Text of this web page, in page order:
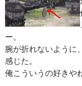
ー。
腕が折れないように
感じた。
俺こういうの好きや